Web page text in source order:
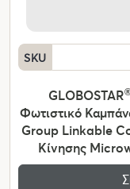
SKU
GLOBOSTAR
Φωτιστικό
Group Linkable
Κίνησης